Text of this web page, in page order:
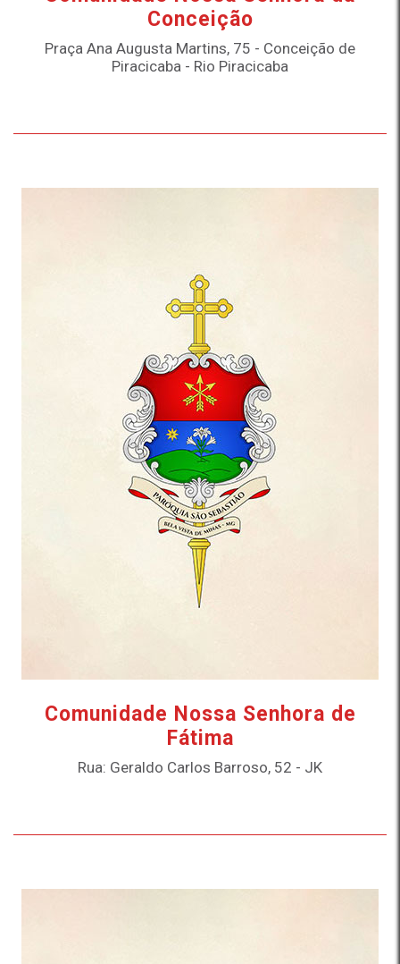
Conceição
Praça Ana Augusta Martins, 75 - Conceição de
Piracicaba - Rio Piracicaba
Comunidade Nossa Senhora de
Fátima
Rua: Geraldo Carlos Barroso, 52 - JK